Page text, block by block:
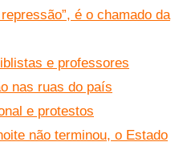
é o chamado da
e professores
nas ruas do país
e protestos
não terminou, o Estado